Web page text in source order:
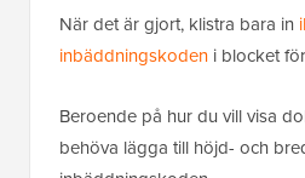
När det är gjort, klistra bara in
inbäddningskoden i blocket
Beroende på hur du vill visa
behöva lägga till höjd- och